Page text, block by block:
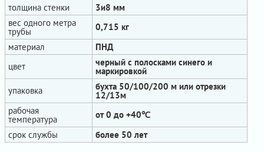
толщина стенки
3и8 мм
вес одного метра
трубы
0,715 кг
материал
ПНД
цвет
черный с полосками синего и
маркировкой
упаковка
бухта 50/100/200 м или отрезки
12/13м
рабочая
температура
от 0 до +40℃
срок службы
более 50 лет